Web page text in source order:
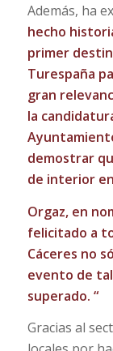
Además, ha
hecho
primer
Turespaña
gran
la
demostrar
de interior
Orgaz, en
felicitado a
Cáceres no
evento de
superado. “
Gracias al